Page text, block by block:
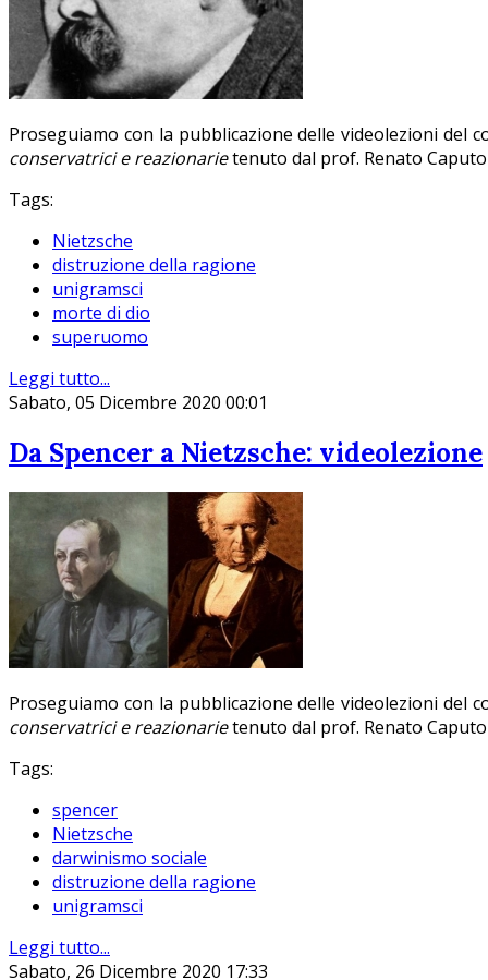
Proseguiamo con la pubblicazione delle videolezioni del
conservatrici e reazionarietenuto dal prof. Renato Caputo
Tags:
Nietzsche
distruzione della ragione
unigramsci
morte di dio
superuomo
Leggi tutto...
Sabato, 05 Dicembre 2020 00:01
Da Spencer a Nietzsche: videolezione
Proseguiamo con la pubblicazione delle videolezioni del
conservatrici e reazionarietenuto dal prof. Renato Caputo
Tags:
spencer
Nietzsche
darwinismo sociale
distruzione della ragione
unigramsci
Leggi tutto...
Sabato, 26 Dicembre 2020 17:33